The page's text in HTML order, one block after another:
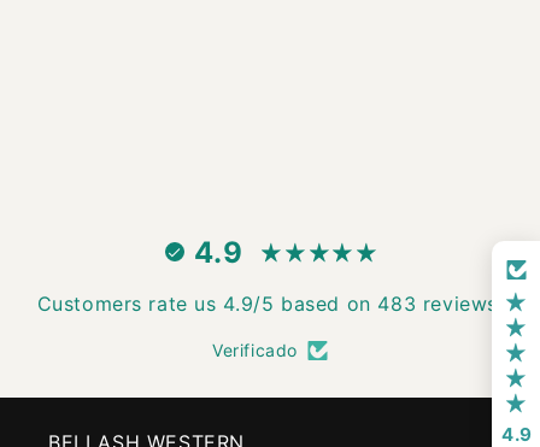
4.9
Customers rate us 4.9/5 based on 483 reviews.
Verificado
BELLASH WESTERN 4.9